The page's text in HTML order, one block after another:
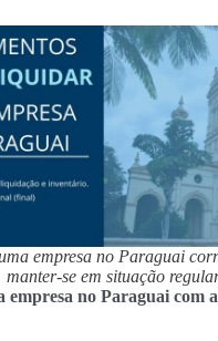
empresa no Paraguai
manter-se em situação
empresa no Paraguai com